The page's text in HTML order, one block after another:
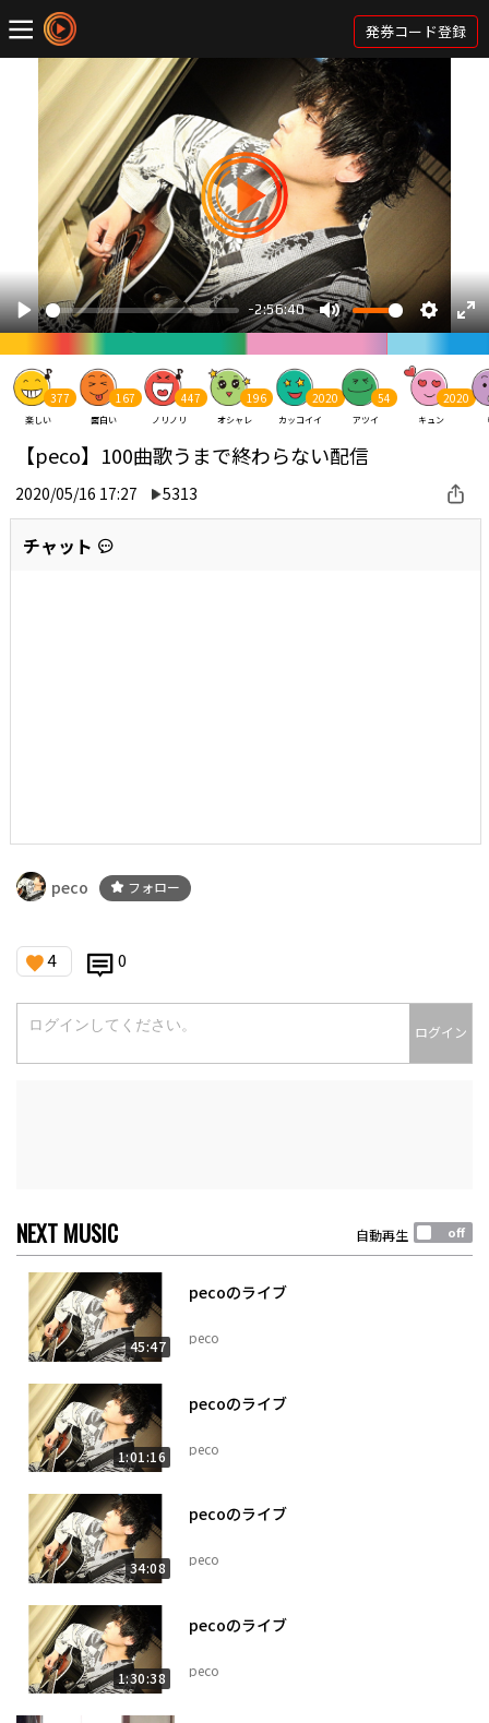
発券コード登録
377
楽しい
167
面白い
447
ノリノリ
196
オシャレ
2020
カッコイイ
54
アツイ
2020
キュン
【peco】100曲歌うまで終わらない配信
2020/05/16 17:27 5313
チャット
peco フォロー
4 0
ログイン
NEXT MUSIC 自動再生
45:47
pecoのライブ
peco
1:01:16
pecoのライブ
peco
34:08
pecoのライブ
peco
1:30:38
pecoのライブ
peco